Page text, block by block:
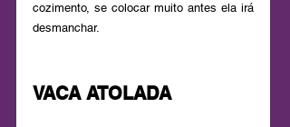
cozimento, se colocar muito antes ela irá
desmanchar.
VACA ATOLADA